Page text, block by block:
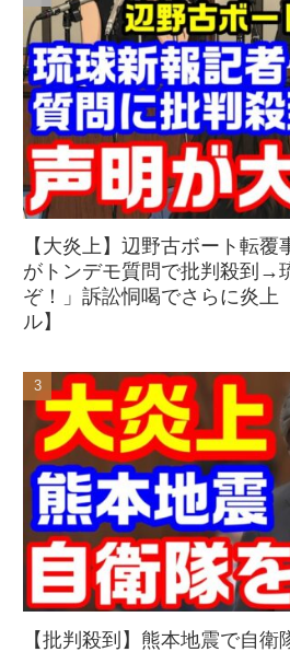
【大炎上】辺野古ボート転
がトンデモ質問で批判殺到→
ぞ！」訴訟恫喝でさらに炎上
ル】
【批判殺到】熊本地震で自